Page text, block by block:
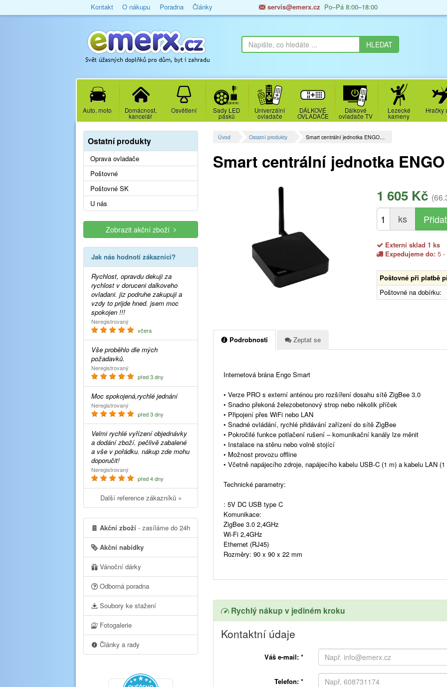
Kontakt O nákupu Poradna Články servis@emerx.cz Po–Pá 8:00–18:00
Auto, moto Domácnost,
kancelář
Osvětlení Sady LED
pásků
Univerzální
ovladače
DÁLKOVÉ
OVLADAČE
Dálkové
ovladače TV
Lezecké
kameny
Hračky
Úvod Ostatní produkty Smart centrální jednotka ENGO…
Smart centrální jednotka
1 605 Kč
ks
Externí sklad 1 ks
Expedujeme do:5 -
Poštovné při platbě
Poštovné na dobírku:
Podrobnosti Zeptat se
Internetová brána Engo Smart
• Verze PRO s externí anténou pro rozšíření dosahu sítě ZigBee 3.0
• Snadno překoná železobetonový strop nebo několik příček
• Připojení přes WiFi nebo LAN
• Snadné ovládání, rychlé přidávání zařízení do sítě ZigBee
• Pokročilé funkce potlačení rušení – komunikační kanály lze měnit
• Instalace na stěnu nebo volně stojící
• Možnost provozu offline
• Včetně napájecího zdroje, napájecího kabelu USB-C (1 m) a kabelu LAN (1
Technické parametry:
: 5V DC USB type C
Komunikace:
ZigBee 3.0 2,4GHz
Wi-Fi 2,4GHz
Ethernet (RJ45)
Rozměry: 90 x 90 x 22 mm
Rychlý nákup v jediném kroku
Kontaktní údaje
Váš e-mail: *
Telefon: *
Ostatní produkty
Oprava ovladače
Poštovné
Poštovné SK
U nás
Zobrazit akční zboží
Jak nás hodnotí zákazníci?
Rychlost, opravdu dekuji za
rychlost v doruceni dalkoveho
ovladani. jiz podruhe zakupuji a
vzdy to prijde hned. jsem moc
spokojen !!!
Neregistrovaný
včera
Vše proběhlo dle mých
požadavků.
Neregistrovaný
před 3 dny
Moc spokojená,rychlé jednání
Neregistrovaný
před 3 dny
Velmi rychlé vyřízení objednávky
a dodání zboží. pečlivě zabalené
a vše v pořádku. nákup zde mohu
doporučit!
Neregistrovaný
před 4 dny
Další reference zákazníků »
Akční zboží - zasíláme do 24h
Akční nabídky
Vánoční dárky
Odborná poradna
Soubory ke stažení
Fotogalerie
Články a rady